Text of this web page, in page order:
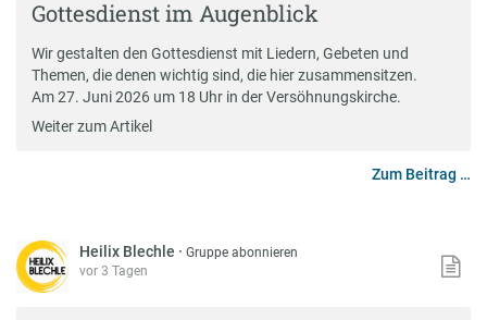
Gottesdienst im Augenblick
Wir gestalten den Gottesdienst mit Liedern, Gebeten und
Themen, die denen wichtig sind, die hier zusammensitzen.
Am 27. Juni 2026 um 18 Uhr in der Versöhnungskirche.
Weiter zum Artikel
Zum Beitrag …
Heilix Blechle ·Gruppe abonnieren
vor 3 Tagen